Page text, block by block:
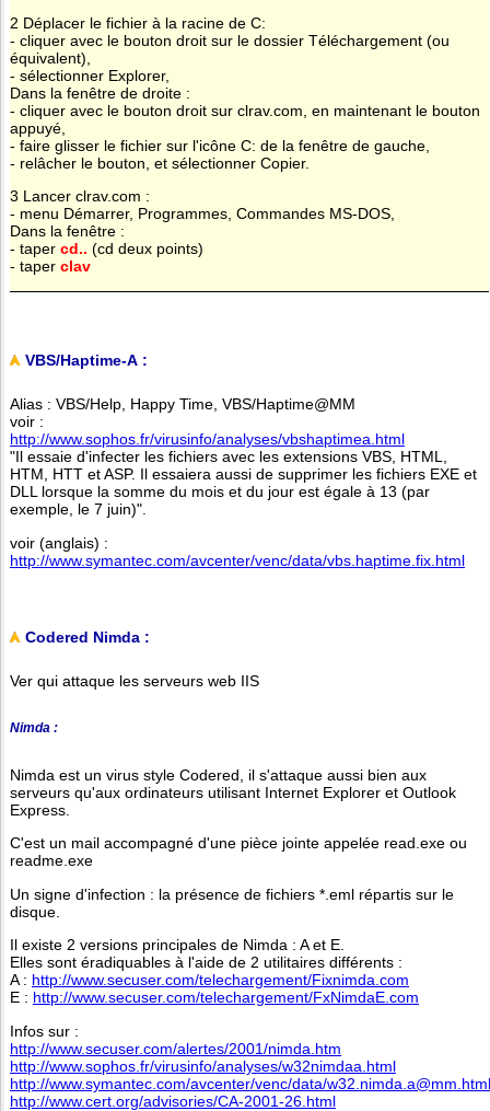
2 Déplacer le fichier à la racine de C:
- cliquer avec le bouton droit sur le dossier Téléchargement (ou
équivalent),
- sélectionner Explorer,
Dans la fenêtre de droite :
- cliquer avec le bouton droit sur clrav.com, en maintenant le bouton
appuyé,
- faire glisser le fichier sur l'icône C: de la fenêtre de gauche,
- relâcher le bouton, et sélectionner Copier.
3 Lancer clrav.com :
- menu Démarrer, Programmes, Commandes MS-DOS,
Dans la fenêtre :
- taper cd.. (cd deux points)
- taper clav
VBS/Haptime-A :
Alias : VBS/Help, Happy Time, VBS/Haptime@MM
voir :
http://www.sophos.fr/virusinfo/analyses/vbshaptimea.html
"Il essaie d'infecter les fichiers avec les extensions VBS, HTML,
HTM, HTT et ASP. Il essaiera aussi de supprimer les fichiers EXE et
DLL lorsque la somme du mois et du jour est égale à 13 (par
exemple, le 7 juin)".
voir (anglais) :
http://www.symantec.com/avcenter/venc/data/vbs.haptime.fix.html
Codered Nimda :
Ver qui attaque les serveurs web IIS
Nimda :
Nimda est un virus style Codered, il s'attaque aussi bien aux
serveurs qu'aux ordinateurs utilisant Internet Explorer et Outlook
Express.
C'est un mail accompagné d'une pièce jointe appelée read.exe ou
readme.exe
Un signe d'infection : la présence de fichiers *.eml répartis sur le
disque.
Il existe 2 versions principales de Nimda : A et E.
Elles sont éradiquables à l'aide de 2 utilitaires différents :
A : http://www.secuser.com/telechargement/Fixnimda.com
E : http://www.secuser.com/telechargement/FxNimdaE.com
Infos sur :
http://www.secuser.com/alertes/2001/nimda.htm
http://www.sophos.fr/virusinfo/analyses/w32nimdaa.html
http://www.symantec.com/avcenter/venc/data/w32.nimda.a@mm.html
http://www.cert.org/advisories/CA-2001-26.html